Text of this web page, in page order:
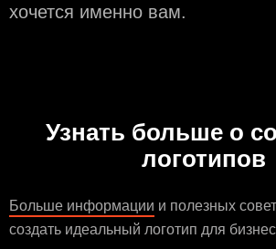
хочется именно вам.
Узнать больше о
логотипов
Больше информации и полезных
создать идеальный логотип для